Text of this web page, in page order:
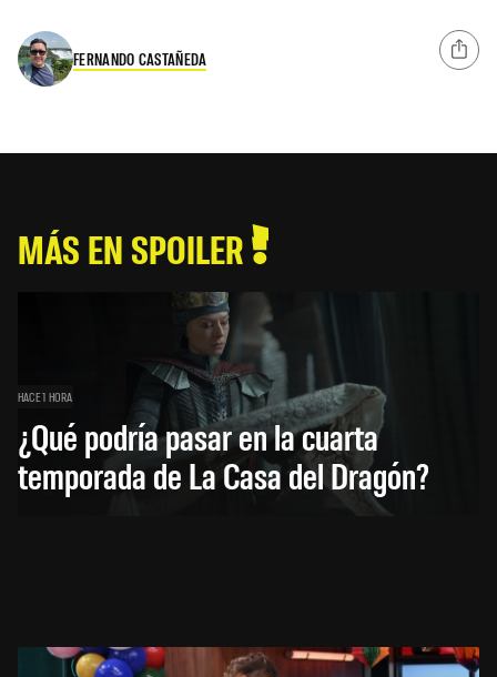
FERNANDO CASTAÑEDA
MÁS EN SPOILER
HACE 1 HORA
¿Qué podría pasar en la cuarta
temporada de La Casa del Dragón?